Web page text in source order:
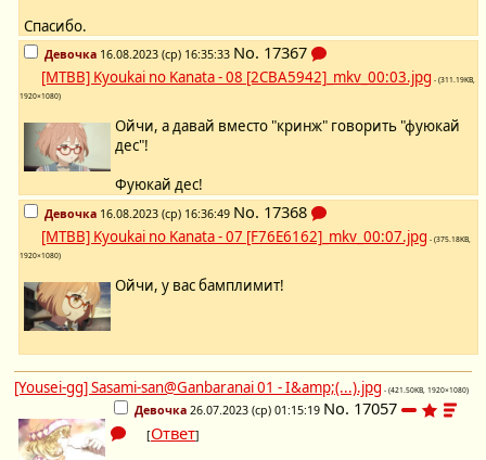
Спасибо.
Девочка 16.08.2023 (ср) 16:35:33 No. 17367
[MTBB] Kyoukai no Kanata - 08 [2CBA5942]_mkv_00:03.jpg - (311.19KB,
1920×1080)
Ойчи, а давай вместо "кринж" говорить "фуюкай
дес"!
Фуюкай дес!
Девочка 16.08.2023 (ср) 16:36:49 No. 17368
[MTBB] Kyoukai no Kanata - 07 [F76E6162]_mkv_00:07.jpg - (375.18KB,
1920×1080)
Ойчи, у вас бамплимит!
[Yousei-gg] Sasami-san@Ganbaranai 01 - I&amp;(...).jpg - (421.50KB, 1920×1080)
Девочка 26.07.2023 (ср) 01:15:19 No. 17057
[Ответ]